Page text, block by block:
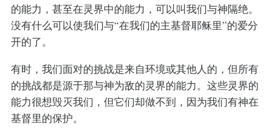
的能力，甚至在灵界中的能力，可以叫我们与神隔绝。
没有什么可以使我们与“在我们的主基督耶稣里”的爱分
开的了。
有时，我们面对的挑战是来自环境或其他人的，但所有
的挑战都是源于那与神为敌的灵界的能力。这些灵界的
能力很想毁灭我们，但它们却做不到，因为我们有神在
基督里的保护。